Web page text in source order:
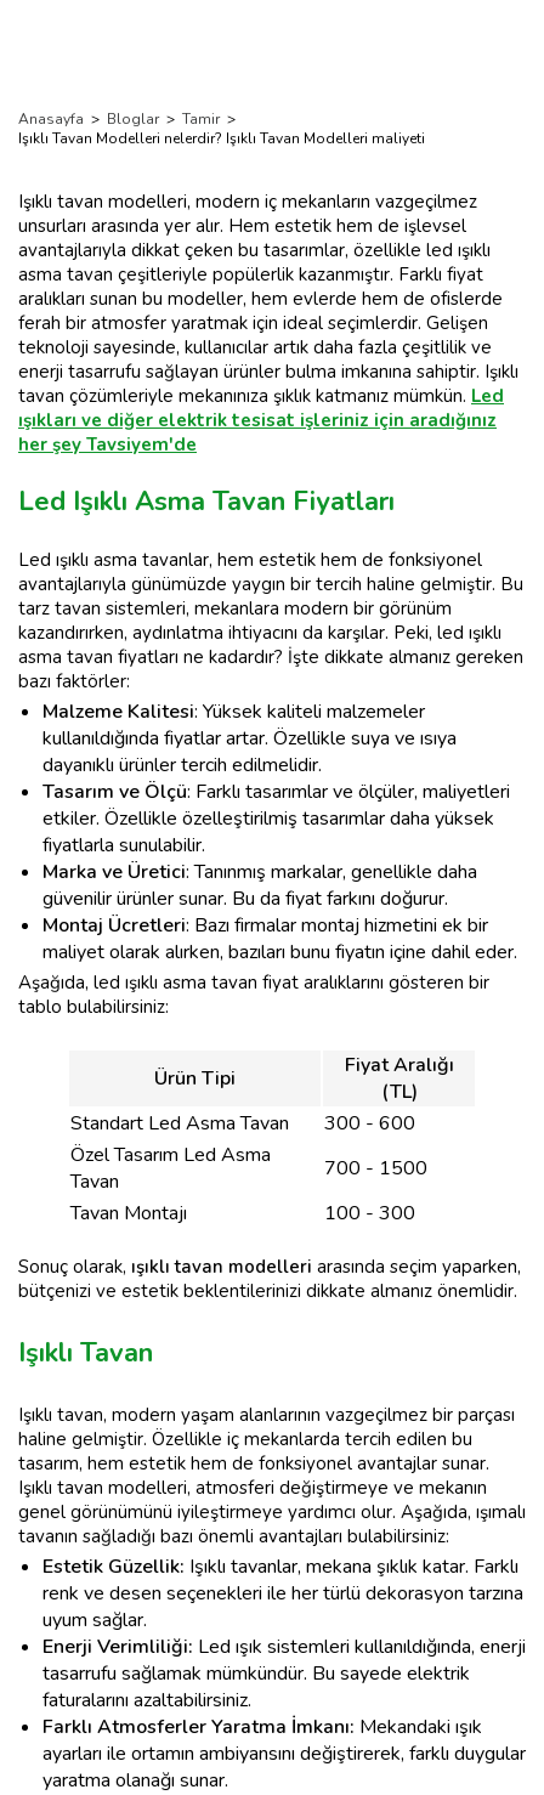
Anasayfa > Bloglar > Tamir >
Işıklı Tavan Modelleri nelerdir? Işıklı Tavan Modelleri maliyeti
Işıklı tavan modelleri, modern iç mekanların vazgeçilmez
unsurları arasında yer alır. Hem estetik hem de işlevsel
avantajlarıyla dikkat çeken bu tasarımlar, özellikle led ışıklı
asma tavan çeşitleriyle popülerlik kazanmıştır. Farklı fiyat
aralıkları sunan bu modeller, hem evlerde hem de ofislerde
ferah bir atmosfer yaratmak için ideal seçimlerdir. Gelişen
teknoloji sayesinde, kullanıcılar artık daha fazla çeşitlilik ve
enerji tasarrufu sağlayan ürünler bulma imkanına sahiptir. Işıklı
tavan çözümleriyle mekanınıza şıklık katmanız mümkün. Led
ışıkları ve diğer elektrik tesisat işleriniz için aradığınız
her şey Tavsiyem'de
Led Işıklı Asma Tavan Fiyatları
Led ışıklı asma tavanlar, hem estetik hem de fonksiyonel
avantajlarıyla günümüzde yaygın bir tercih haline gelmiştir. Bu
tarz tavan sistemleri, mekanlara modern bir görünüm
kazandırırken, aydınlatma ihtiyacını da karşılar. Peki, led ışıklı
asma tavan fiyatları ne kadardır? İşte dikkate almanız gereken
bazı faktörler:
Malzeme Kalitesi: Yüksek kaliteli malzemeler
kullanıldığında fiyatlar artar. Özellikle suya ve ısıya
dayanıklı ürünler tercih edilmelidir.
Tasarım ve Ölçü: Farklı tasarımlar ve ölçüler, maliyetleri
etkiler. Özellikle özelleştirilmiş tasarımlar daha yüksek
fiyatlarla sunulabilir.
Marka ve Üretici: Tanınmış markalar, genellikle daha
güvenilir ürünler sunar. Bu da fiyat farkını doğurur.
Montaj Ücretleri: Bazı firmalar montaj hizmetini ek bir
maliyet olarak alırken, bazıları bunu fiyatın içine dahil eder.
Aşağıda, led ışıklı asma tavan fiyat aralıklarını gösteren bir
tablo bulabilirsiniz:
Ürün Tipi
Fiyat Aralığı
(TL)
Standart Led Asma Tavan
300 - 600
Özel Tasarım Led Asma
Tavan
700 - 1500
Tavan Montajı
100 - 300
Sonuç olarak, ışıklı tavan modelleri arasında seçim yaparken,
bütçenizi ve estetik beklentilerinizi dikkate almanız önemlidir.
Işıklı Tavan
Işıklı tavan, modern yaşam alanlarının vazgeçilmez bir parçası
haline gelmiştir. Özellikle iç mekanlarda tercih edilen bu
tasarım, hem estetik hem de fonksiyonel avantajlar sunar.
Işıklı tavan modelleri, atmosferi değiştirmeye ve mekanın
genel görünümünü iyileştirmeye yardımcı olur. Aşağıda, ışımalı
tavanın sağladığı bazı önemli avantajları bulabilirsiniz:
Estetik Güzellik: Işıklı tavanlar, mekana şıklık katar. Farklı
renk ve desen seçenekleri ile her türlü dekorasyon tarzına
uyum sağlar.
Enerji Verimliliği: Led ışık sistemleri kullanıldığında, enerji
tasarrufu sağlamak mümkündür. Bu sayede elektrik
faturalarını azaltabilirsiniz.
Farklı Atmosferler Yaratma İmkanı: Mekandaki ışık
ayarları ile ortamın ambiyansını değiştirerek, farklı duygular
yaratma olanağı sunar.